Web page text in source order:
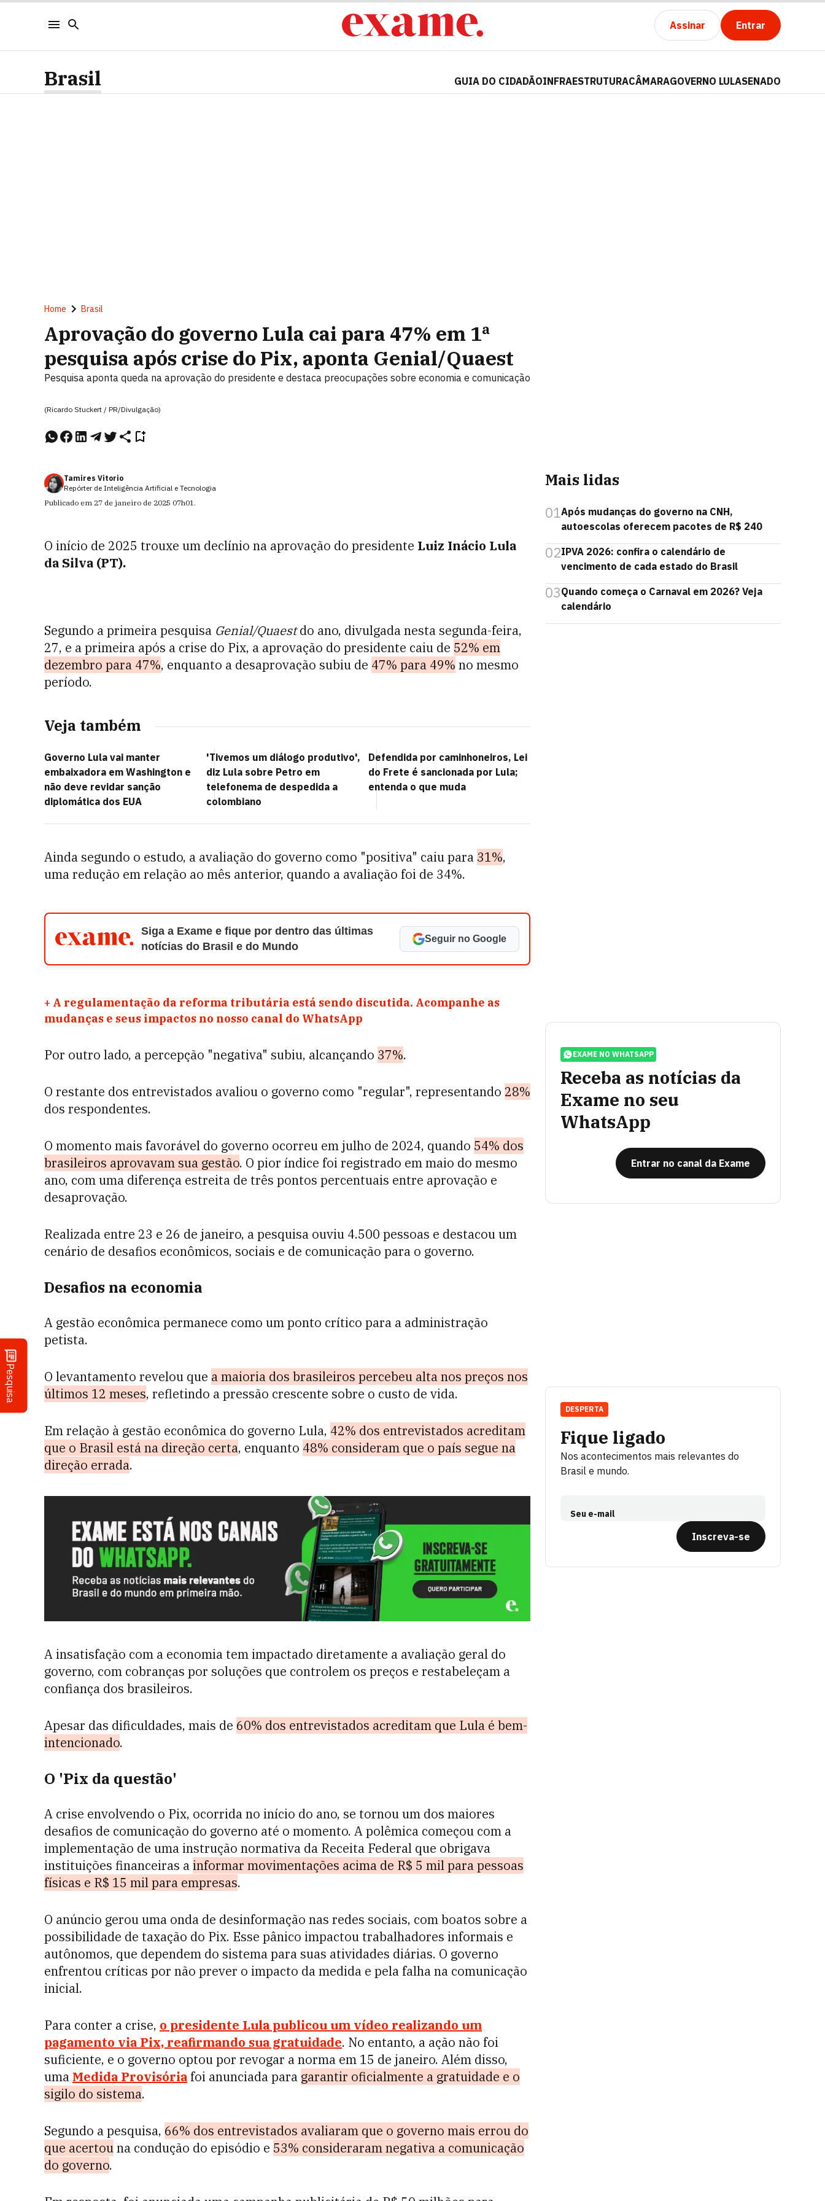
Assinar Entrar
Pesquisa
Brasil GUIA DO CIDADÃOINFRAESTRUTURACÂMARAGOVERNO LULASENADO
Home Brasil
Aprovação do governo Lula cai para 47% em 1ª
pesquisa após crise do Pix, aponta Genial/Quaest
Pesquisa aponta queda na aprovação do presidente e destaca preocupações sobre economia e comunicação
(Ricardo Stuckert / PR/Divulgação)
Tamires Vitorio
Repórter de Inteligência Artificial e Tecnologia
Publicado em 27 de janeiro de 2025 07h01.
O início de 2025 trouxe um declínio na aprovação do presidente Luiz Inácio Lula
da Silva (PT).
Segundo a primeira pesquisa Genial/Quaestdo ano, divulgada nesta segunda-feira,
27, e a primeira após a crise do Pix, a aprovação do presidente caiu de 52% em
dezembro para 47%, enquanto a desaprovação subiu de 47% para 49% no mesmo
período.
Veja também
Governo Lula vai manter
embaixadora em Washington e
não deve revidar sanção
diplomática dos EUA
'Tivemos um diálogo produtivo',
diz Lula sobre Petro em
telefonema de despedida a
colombiano
Defendida por caminhoneiros, Lei
do Frete é sancionada por Lula;
entenda o que muda
Ainda segundo o estudo, a avaliação do governo como "positiva" caiu para 31%,
uma redução em relação ao mês anterior, quando a avaliação foi de 34%.
Siga a Exame e fique por dentro das últimas
notícias do Brasil e do Mundo
Seguir no Google
+ A regulamentação da reforma tributária está sendo discutida. Acompanhe as
mudanças e seus impactos no nosso canal do WhatsApp
Por outro lado, a percepção "negativa" subiu, alcançando 37%.
O restante dos entrevistados avaliou o governo como "regular", representando 28%
dos respondentes.
O momento mais favorável do governo ocorreu em julho de 2024, quando 54% dos
brasileiros aprovavam sua gestão. O pior índice foi registrado em maio do mesmo
ano, com uma diferença estreita de três pontos percentuais entre aprovação e
desaprovação.
Realizada entre 23 e 26 de janeiro, a pesquisa ouviu 4.500 pessoas e destacou um
cenário de desafios econômicos, sociais e de comunicação para o governo.
Desafios na economia
A gestão econômica permanece como um ponto crítico para a administração
petista.
O levantamento revelou que a maioria dos brasileiros percebeu alta nos preços nos
últimos 12 meses, refletindo a pressão crescente sobre o custo de vida.
Em relação à gestão econômica do governo Lula, 42% dos entrevistados acreditam
que o Brasil está na direção certa, enquanto 48% consideram que o país segue na
direção errada.
A insatisfação com a economia tem impactado diretamente a avaliação geral do
governo, com cobranças por soluções que controlem os preços e restabeleçam a
confiança dos brasileiros.
Apesar das dificuldades, mais de 60% dos entrevistados acreditam que Lula é bem-
intencionado.
O 'Pix da questão'
A crise envolvendo o Pix, ocorrida no início do ano, se tornou um dos maiores
desafios de comunicação do governo até o momento. A polêmica começou com a
implementação de uma instrução normativa da Receita Federal que obrigava
instituições financeiras ainformar movimentações acima de R$ 5 mil para pessoas
físicas e R$ 15 mil para empresas.
O anúncio gerou uma onda de desinformação nas redes sociais, com boatos sobre a
possibilidade de taxação do Pix. Esse pânico impactou trabalhadores informais e
autônomos, que dependem do sistema para suas atividades diárias. O governo
enfrentou críticas por não prever o impacto da medida e pela falha na comunicação
inicial.
Para conter a crise, o presidente Lula publicou um vídeo realizando um
pagamento via Pix, reafirmando sua gratuidade. No entanto, a ação não foi
suficiente, e o governo optou por revogar a norma em 15 de janeiro. Além disso,
uma Medida Provisória foi anunciada para garantir oficialmente a gratuidade e o
sigilo do sistema.
Segundo a pesquisa, 66% dos entrevistados avaliaram que o governo mais errou do
que acertouna condução do episódio e 53% consideraram negativa a comunicação
do governo.
Mais lidas
01Após mudanças do governo na CNH,
autoescolas oferecem pacotes de R$ 240
02IPVA 2026: confira o calendário de
vencimento de cada estado do Brasil
03Quando começa o Carnaval em 2026? Veja
calendário
EXAME NO WHATSAPP
Receba as notícias da
Exame no seu
WhatsApp
Entrar no canal da Exame
Fique ligado
Nos acontecimentos mais relevantes do
Brasil e mundo.
Seu e-mail
Inscreva-se
DESPERTA